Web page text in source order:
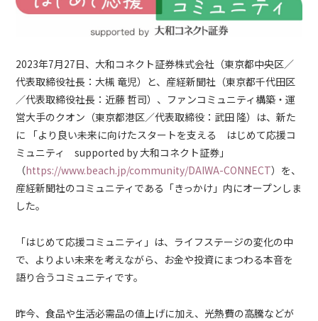
2023年7月27日、大和コネクト証券株式会社（東京都中央区／
代表取締役社長：大槻 竜児）と、産経新聞社（東京都千代田区
／代表取締役社長：近藤 哲司）、ファンコミュニティ構築・運
営大手のクオン（東京都港区／代表取締役：武田 隆）は、新た
に 「より良い未来に向けたスタートを支える はじめて応援コ
ミュニティ supported by 大和コネクト証券」
（https://www.beach.jp/community/DAIWA-CONNECT）を、
産経新聞社のコミュニティである「きっかけ」内にオープンしま
した。
「はじめて応援コミュニティ」は、ライフステージの変化の中
で、よりよい未来を考えながら、お金や投資にまつわる本音を
語り合うコミュニティです。
昨今、食品や生活必需品の値上げに加え、光熱費の高騰などが